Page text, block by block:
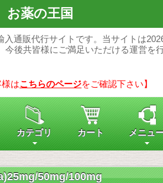
お薬の王国
入通販代行サイトです。当サイトは
今後共皆様にご満足いただける運営を
様はこちらのページをご確認下さい】
カテゴリ カート メニュ
50mg/100mg